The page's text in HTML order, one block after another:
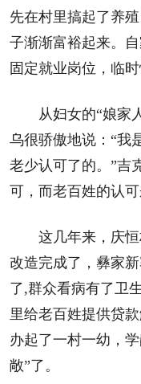
先在村里搞起了养
子渐渐富裕起来。
固定就业岗位，临
从妇女的“娘家
乌很骄傲地说：“我
老少认可了的。”吉
可，而老百姓的认
这几年来，庆
改造完成了，彝家
了,群众看病有了卫
里给老百姓提供贷
办起了一村一幼，
敞”了。